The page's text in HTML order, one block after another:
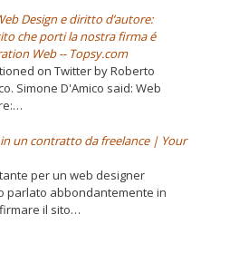
Design e diritto d’autore:
che porti la nostra firma é
Web -- Topsy.com
on Twitter by Roberto
Simone D'Amico said: Web
in un contratto da freelance | Your
per un web designer
parlato abbondantemente in
il sito…